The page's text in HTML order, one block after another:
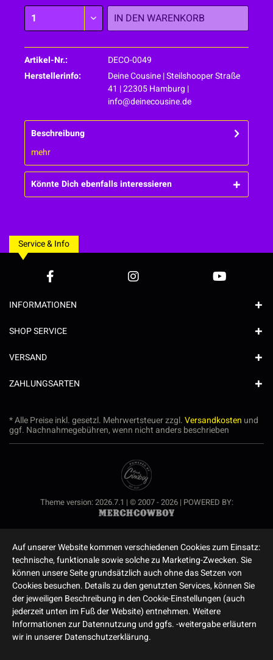
IN DEN WARENKORB
Artikel-Nr.:
DECO-0049
Herstellerinfo:
Deine Cousine | Steilshooper Straße
41 | 22305 Hamburg |
info@deinecousine.de
Beschreibung
mehr
Könnte Dich ebenfalls interessieren
Service & Info
INFORMATIONEN
SHOP SERVICE
VERSAND
ZAHLUNGSARTEN
* Alle Preise inkl. gesetzl. Mehrwertsteuer zzgl.Versandkosten und
ggf. Nachnahmegebühren, wenn nicht anders beschrieben
Theme version: 2026.7.1 | © 2007 - 2026 | POWERED BY:
Auf unserer Website kommen verschiedenen Cookies zum Einsatz:
technische, funktionale sowie solche zu Marketing-Zwecken. Sie
können unsere Seite grundsätzlich auch ohne das Setzen von
Cookies besuchen. Details zu den genutzten Services, können Sie
der jeweiligen Beschreibung in den Cookie-Einstellungen (auch
jederzeit unten im Fuß der Website) entnehmen. Weitere
Informationen zur Datennutzung und ggfs. -weitergabe erläutern
wir in unserer Datenschutzerklärung.